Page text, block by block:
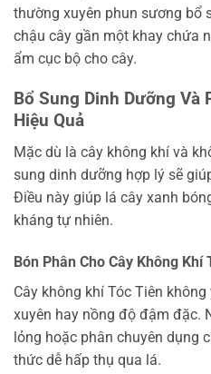
thường xuyên phun sương bổ
chậu cây gần một khay chứa
ẩm cục bộ cho cây.
Bổ Sung Dinh Dưỡng Và
Hiệu Quả
Mặc dù là cây không khí và
sung dinh dưỡng hợp lý sẽ
Điều này giúp lá cây xanh
kháng tự nhiên.
Bón Phân Cho Cây Không Khí
Cây không khí Tóc Tiên
xuyên hay nồng độ đậm đặc.
lỏng hoặc phân chuyên dụng
thức dễ hấp thụ qua lá.